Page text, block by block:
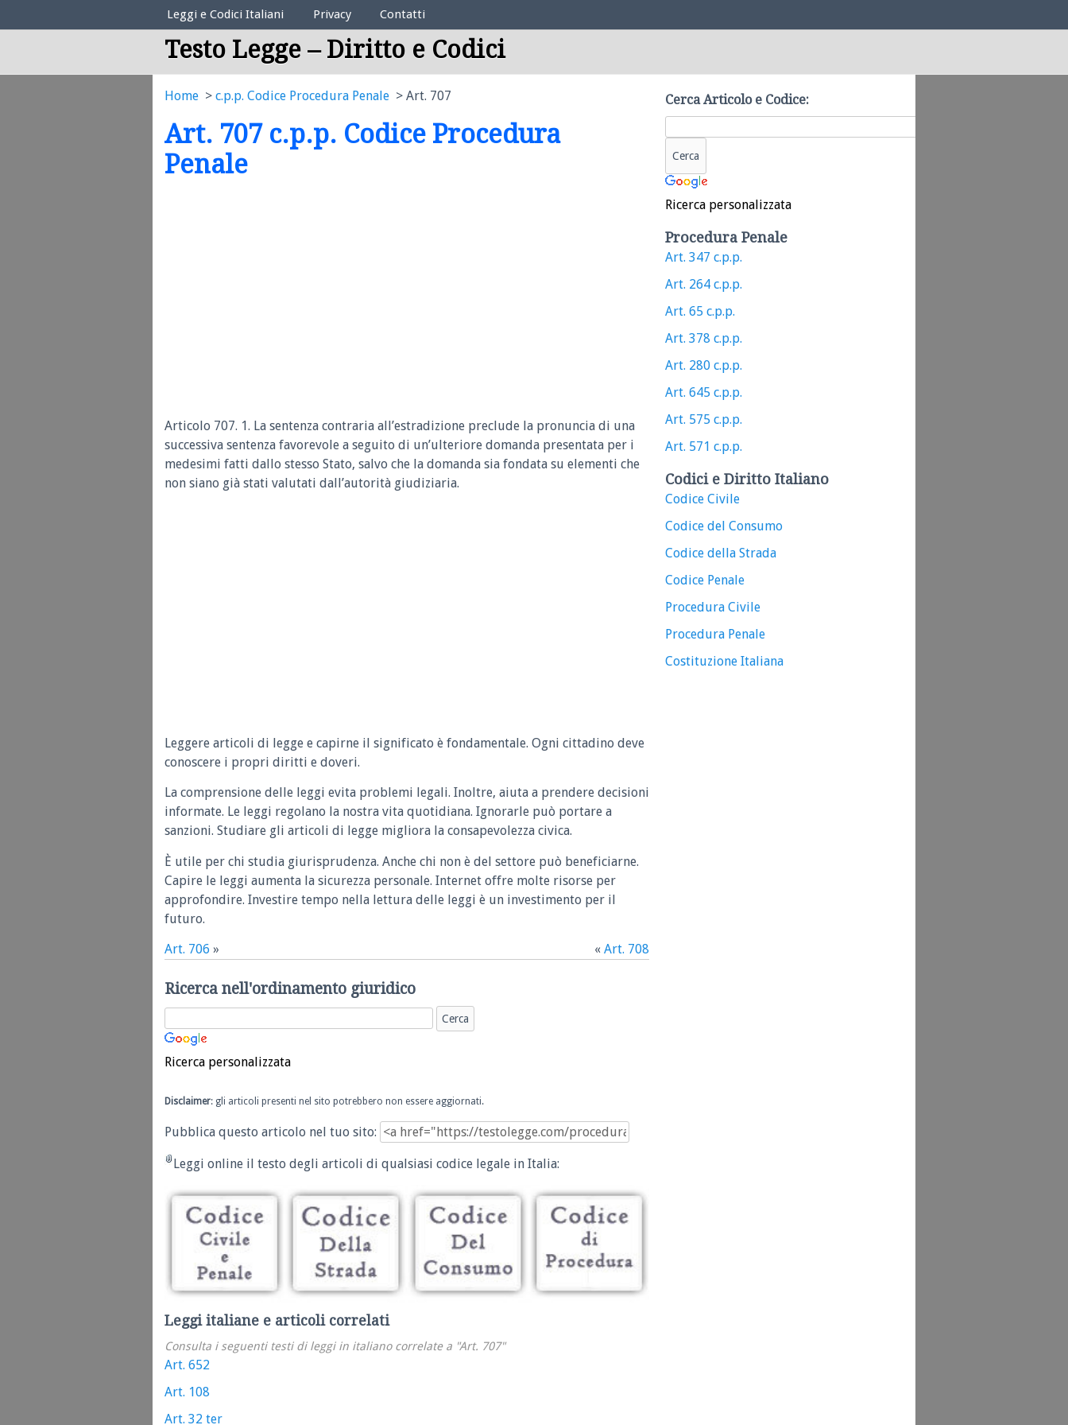
Elenco Codici Legali
Leggi e Codici Italiani Privacy Contatti
Testo Legge – Diritto e Codici
Home c.p.p. Codice Procedura Penale Art. 707
Art. 707 c.p.p. Codice Procedura
Penale
Articolo 707. 1. La sentenza contraria all’estradizione preclude la pronuncia di una
successiva sentenza favorevole a seguito di un’ulteriore domanda presentata per i
medesimi fatti dallo stesso Stato, salvo che la domanda sia fondata su elementi che
non siano già stati valutati dall’autorità giudiziaria.
Leggere articoli di legge e capirne il significato è fondamentale. Ogni cittadino deve
conoscere i propri diritti e doveri.
La comprensione delle leggi evita problemi legali. Inoltre, aiuta a prendere decisioni
informate. Le leggi regolano la nostra vita quotidiana. Ignorarle può portare a
sanzioni. Studiare gli articoli di legge migliora la consapevolezza civica.
È utile per chi studia giurisprudenza. Anche chi non è del settore può beneficiarne.
Capire le leggi aumenta la sicurezza personale. Internet offre molte risorse per
approfondire. Investire tempo nella lettura delle leggi è un investimento per il
futuro.
Art. 706 » « Art. 708
Ricerca nell'ordinamento giuridico
Ricerca personalizzata
Disclaimer: gli articoli presenti nel sito potrebbero non essere aggiornati.
Pubblica questo articolo nel tuo sito:
Leggi online il testo degli articoli di qualsiasi codice legale in Italia:
Leggi italiane e articoli correlati
Consulta i seguenti testi di leggi in italiano correlate a "Art. 707"
Art. 652
Art. 108
Art. 32 ter
Cerca Articolo e Codice:
Ricerca personalizzata
Procedura Penale
Art. 347 c.p.p.
Art. 264 c.p.p.
Art. 65 c.p.p.
Art. 378 c.p.p.
Art. 280 c.p.p.
Art. 645 c.p.p.
Art. 575 c.p.p.
Art. 571 c.p.p.
Codici e Diritto Italiano
Codice Civile
Codice del Consumo
Codice della Strada
Codice Penale
Procedura Civile
Procedura Penale
Costituzione Italiana